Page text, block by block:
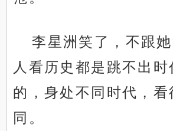
李星洲笑了，不跟
人看历史都是跳不出时
的，身处不同时代，看
同。